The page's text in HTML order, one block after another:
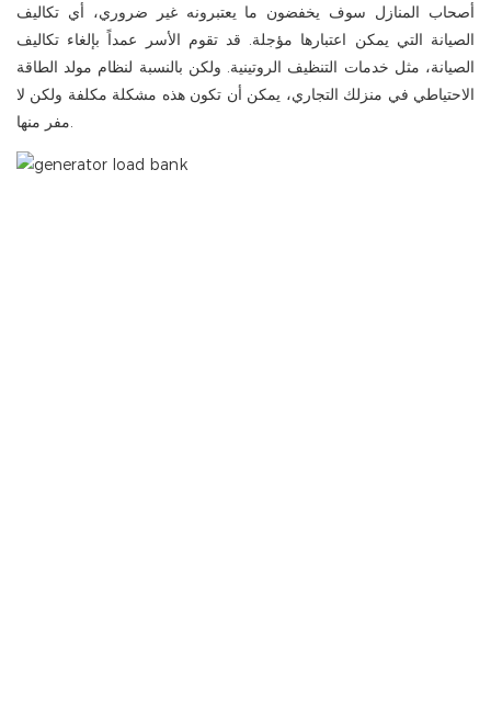
أصحاب المنازل سوف يخفضون ما يعتبرونه غير ضروري، أي تكاليف
الصيانة التي يمكن اعتبارها مؤجلة. قد تقوم الأسر عمداً بإلغاء تكاليف
الصيانة، مثل خدمات التنظيف الروتينية. ولكن بالنسبة لنظام مولد الطاقة
الاحتياطي في منزلك التجاري، يمكن أن تكون هذه مشكلة مكلفة ولكن لا
مفر منها.